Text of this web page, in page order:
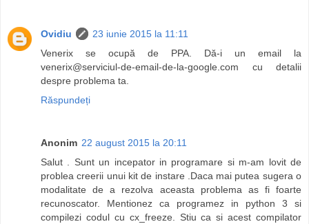
Ovidiu
23 iunie 2015 la 11:11
Venerix se ocupă de PPA. Dă-i un email la
venerix@serviciul-de-email-de-la-google.com cu detalii
despre problema ta.
Răspundeți
Anonim 22 august 2015 la 20:11
Salut . Sunt un incepator in programare si m-am lovit de
problea creerii unui kit de instare .Daca mai putea sugera o
modalitate de a rezolva aceasta problema as fi foarte
recunoscator. Mentionez ca programez in python 3 si
compilezi codul cu cx_freeze. Stiu ca si acest compilator